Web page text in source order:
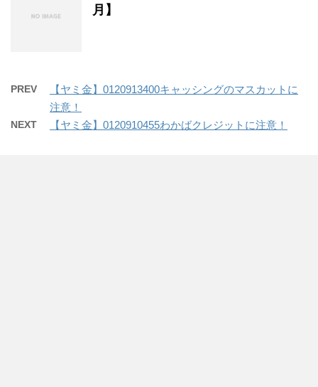
月】
PREV
【ヤミ金】0120913400キャッシングのマスカットに
注意！
NEXT 【ヤミ金】0120910455わかばクレジットに注意！